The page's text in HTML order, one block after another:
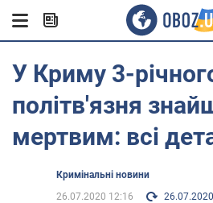
У Криму 3-
політв'язня
мертвим: всі
Кримінальні новини
26.07.2020 12:16